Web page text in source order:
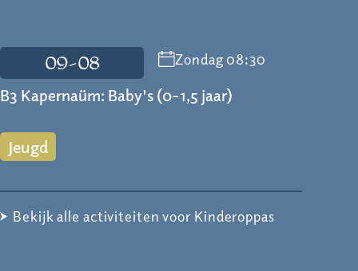
09-08 Zondag 08:30
B3 Kapernaüm: Baby's (0-1,5 jaar)
Jeugd
Bekijk alle activiteiten voor Kinderoppas